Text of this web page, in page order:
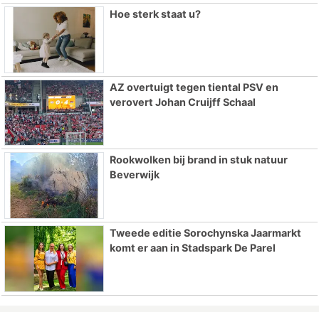
Hoe sterk staat u?
AZ overtuigt tegen tiental PSV en
verovert Johan Cruijff Schaal
Rookwolken bij brand in stuk natuur
Beverwijk
Tweede editie Sorochynska Jaarmarkt
komt er aan in Stadspark De Parel